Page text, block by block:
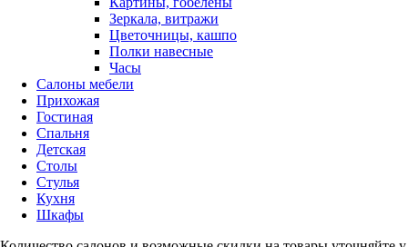
Зеркала, витражи
Цветочницы, кашпо
Полки навесные
Часы
Салоны мебели
Прихожая
Гостиная
Спальня
Детская
Столы
Стулья
Кухня
Шкафы